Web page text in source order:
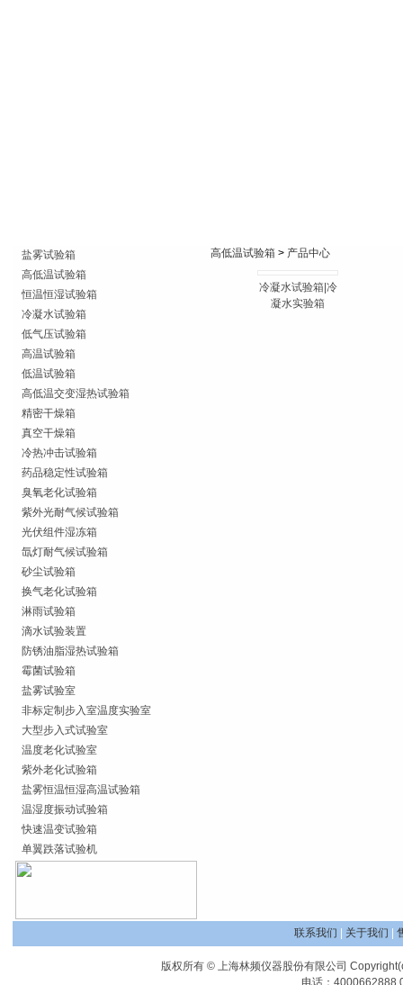
盐雾试验箱
高低温试验箱
恒温恒湿试验箱
冷凝水试验箱
低气压试验箱
高温试验箱
低温试验箱
高低温交变湿热试验箱
精密干燥箱
真空干燥箱
冷热冲击试验箱
药品稳定性试验箱
臭氧老化试验箱
紫外光耐气候试验箱
光伏组件湿冻箱
氙灯耐气候试验箱
砂尘试验箱
换气老化试验箱
淋雨试验箱
滴水试验装置
防锈油脂湿热试验箱
霉菌试验箱
盐雾试验室
非标定制步入室温度实验室
大型步入式试验室
温度老化试验室
紫外老化试验箱
盐雾恒温恒湿高温试验箱
温湿度振动试验箱
快速温变试验箱
单翼跌落试验机
高低温试验箱 > 产品中心
冷凝水试验箱|冷
凝水实验箱
联系我们 关于我们
版权所有 © 上海林频仪器股份有限公司
电话：4000662888